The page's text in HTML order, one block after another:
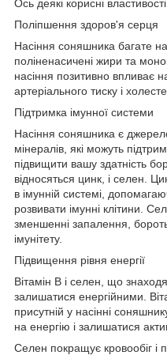
Ось деякі корисні
Поліпшення здоров'я серця
Насіння соняшника багате
поліненасичені жири та
насіння позитивно впливає
артеріального тиску і
Підтримка імунної системи
Насіння соняшника є
мінералів, які можуть
підвищити вашу здатність
відносяться цинк, і селен.
в імунній системі,
розвивати імунні клітини.
зменшенні запалення,
імунітету.
Підвищення рівня енергії
Вітамін B і селен, що
залишатися енергійними.
присутній у насінні
на енергію і залишатися
Селен покращує кровообіг і